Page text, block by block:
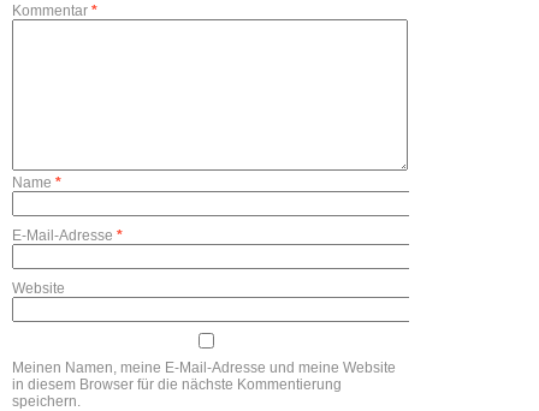
Kommentar *
Name *
E-Mail-Adresse *
Website
Meinen Namen, meine E-Mail-Adresse und meine Website
in diesem Browser für die nächste Kommentierung
speichern.